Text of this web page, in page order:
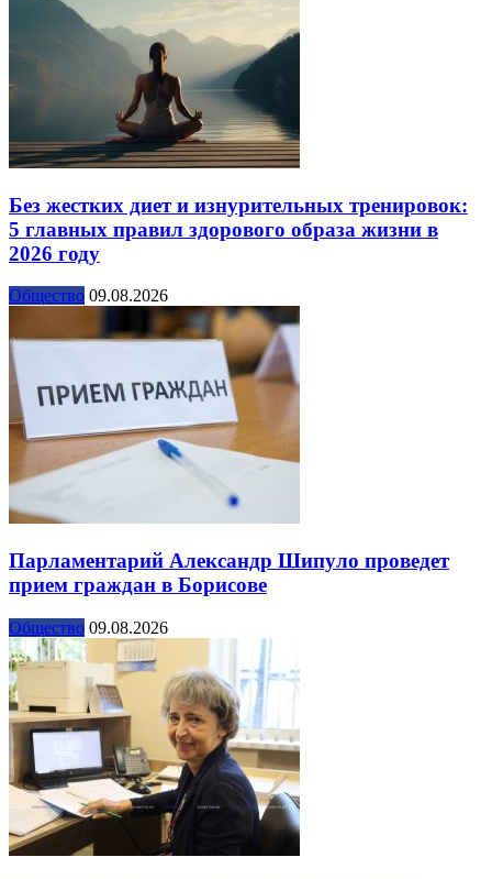
Без жестких диет и изнурительных тренировок:
5 главных правил здорового образа жизни в
2026 году
Общество 09.08.2026
Парламентарий Александр Шипуло проведет
прием граждан в Борисове
Общество 09.08.2026